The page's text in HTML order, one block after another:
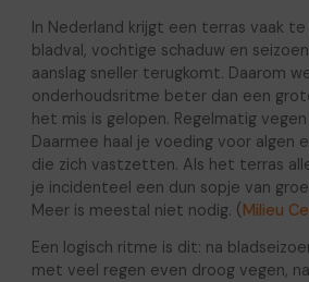
In Nederland krijgt een terras vaak
bladval, vochtige schaduw en
aanslag sneller terugkomt. Daarom
onderhoudsritme beter dan een
het mis is gelopen. Regelmatig vegen
Daarmee haal je voeding voor algen
die zich vastzetten. Als het terras
je incidenteel een dun sopje van
Meer is meestal niet nodig. ( Milieu
Een logisch ritme is dit: na
met veel regen even droog vegen,